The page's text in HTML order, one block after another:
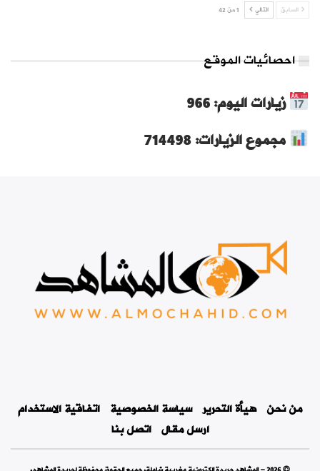
السابق التالي 1 من 42
احصائيات الموقع
زيارات اليوم: 966
مجموع الزيارات: 714498
من نحن هيأة التحرير سياسة الخصوصية اتفاقية الاستخدام
ارسل مقال اتصل بنا